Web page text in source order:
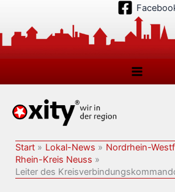
springen
Start Lokal-News
Nordrhein-
Rhein-Kreis Neuss
Leiter des